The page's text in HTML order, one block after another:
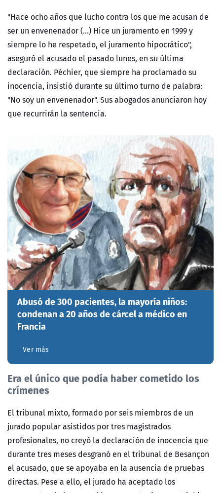
"Hace ocho años que lucho contra los que me acusan de
ser un envenenador (...) Hice un juramento en 1999 y
siempre lo he respetado, el juramento hipocrático",
aseguró el acusado el pasado lunes, en su última
declaración. Péchier, que siempre ha proclamado su
inocencia, insistió durante su último turno de palabra:
"No soy un envenenador". Sus abogados anunciaron hoy
que recurrirán la sentencia.
Abusó de 300 pacientes, la mayoría niños:
condenan a 20 años de cárcel a médico en
Francia
Ver más
Era el único que podía haber cometido los
crímenes
El tribunal mixto, formado por seis miembros de un
jurado popular asistidos por tres magistrados
profesionales, no creyó la declaración de inocencia que
durante tres meses desgranó en el tribunal de Besançon
el acusado, que se apoyaba en la ausencia de pruebas
directas. Pese a ello, el jurado ha aceptado los